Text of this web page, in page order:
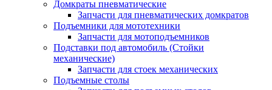
Домкраты пневматические
Запчасти для пневматических домкратов
Подъемники для мототехники
Запчасти для мотоподъемников
Подставки под автомобиль (Стойки
механические)
Запчасти для стоек механических
Подъемные столы